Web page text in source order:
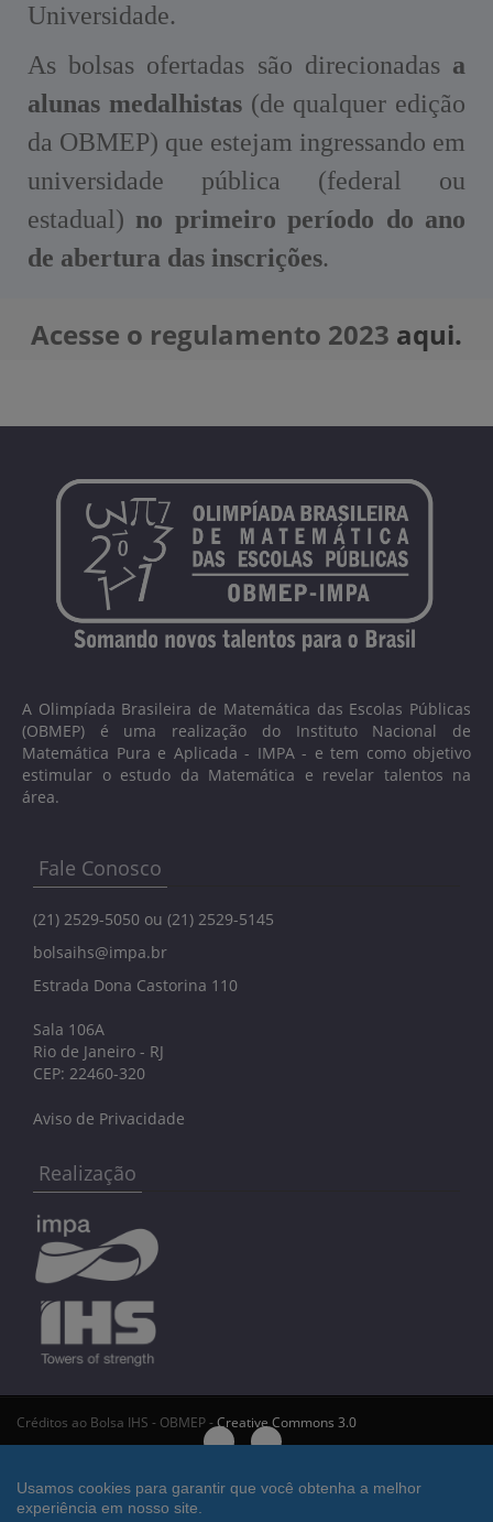
Usamos cookies para garantir que você obtenha a melhor
experiência em nosso site.
Universidade.
As bolsas ofertadas são direcionadas a
alunas medalhistas(de qualquer edição
da OBMEP) que estejam ingressando em
universidade pública (federal ou
estadual) no primeiro período do ano
de abertura das inscrições.
Acesse o regulamento 2023 aqui.
A Olimpíada Brasileira de Matemática das Escolas Públicas
(OBMEP) é uma realização do Instituto Nacional de
Matemática Pura e Aplicada - IMPA - e tem como objetivo
estimular o estudo da Matemática e revelar talentos na
área.
Fale Conosco
(21) 2529-5050 ou (21) 2529-5145
bolsaihs@impa.br
Estrada Dona Castorina 110
Sala 106A
Rio de Janeiro - RJ
CEP: 22460-320
Aviso de Privacidade
Realização
Créditos ao Bolsa IHS - OBMEP -Creative Commons 3.0
Deseja desconectar da área restrita?